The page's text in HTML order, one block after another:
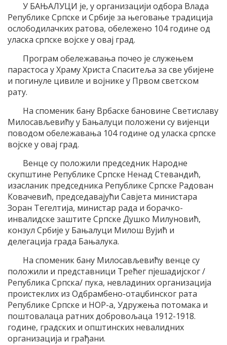
У БАЊАЛУЦИ је, у организацији одбора Влада
Републике Српске и Србије за његовање традиција
ослободилачких ратова, обележено 104 године од
уласка српске војске у овај град.
Програм обележавања почео је служењем
парастоса у Храму Христа Спаситеља за све убијене
и погинуле цивиле и војнике у Првом светском
рату.
На споменик бану Врбаске бановине Светиславу
Милосављевићу у Бањалуци положени су вијенци
поводом обележавања 104 године од уласка српске
војске у овај град.
Венце су положили председник Народне
скупштине Републике Српске Ненад Стевандић,
изасланик председника Републике Српске Радован
Ковачевић, председавајући Савјета министара
Зоран Тегелтија, министар рада и борачко-
инвалидске заштите Српске Душко Милуновић,
конзул Србије у Бањалуци Милош Вујић и
делегација града Бањалука.
На споменик бану Милосављевићу венце су
положили и представници Трећег пјешадијског /
Република Српска/ пука, невладиних организација
проистеклих из Одбрамбено-отаџбинског рата
Републике Српске и НОР-а, Удружења потомака и
поштовалаца ратних добровољаца 1912-1918.
године, градских и општинских невалидних
организација и грађани.